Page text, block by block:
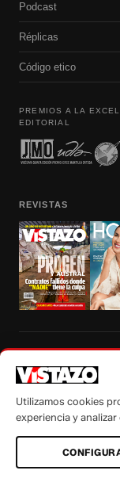
Podcast
Réplicas
Código etico
PREMIOS A LA
EDITORIAL
REVISTAS
autorización escrita de su
Utilizamos cookies
experiencia y